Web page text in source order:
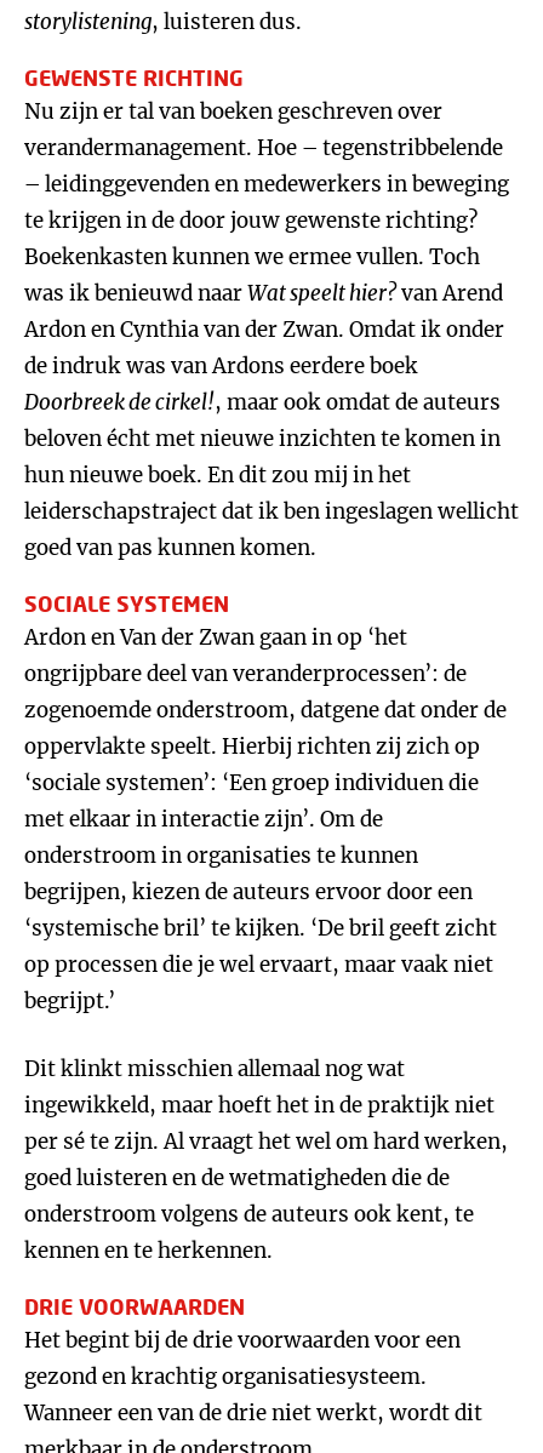
storylistening, luisteren dus.
GEWENSTE RICHTING
Nu zijn er tal van boeken geschreven over
verandermanagement. Hoe – tegenstribbelende
– leidinggevenden en medewerkers in beweging
te krijgen in de door jouw gewenste richting?
Boekenkasten kunnen we ermee vullen. Toch
was ik benieuwd naarWat speelt hier?van Arend
Ardon en Cynthia van der Zwan. Omdat ik onder
de indruk was van Ardons eerdere boek
Doorbreek de cirkel!, maar ook omdat de auteurs
beloven écht met nieuwe inzichten te komen in
hun nieuwe boek. En dit zou mij in het
leiderschapstraject dat ik ben ingeslagen wellicht
goed van pas kunnen komen.
SOCIALE SYSTEMEN
Ardon en Van der Zwan gaan in op ‘het
ongrijpbare deel van veranderprocessen’: de
zogenoemde onderstroom, datgene dat onder de
oppervlakte speelt. Hierbij richten zij zich op
‘sociale systemen’: ‘Een groep individuen die
met elkaar in interactie zijn’. Om de
onderstroom in organisaties te kunnen
begrijpen, kiezen de auteurs ervoor door een
‘systemische bril’ te kijken. ‘De bril geeft zicht
op processen die je wel ervaart, maar vaak niet
begrijpt.’
Dit klinkt misschien allemaal nog wat
ingewikkeld, maar hoeft het in de praktijk niet
per sé te zijn. Al vraagt het wel om hard werken,
goed luisteren en de wetmatigheden die de
onderstroom volgens de auteurs ook kent, te
kennen en te herkennen.
DRIE VOORWAARDEN
Het begint bij de drie voorwaarden voor een
gezond en krachtig organisatiesysteem.
Wanneer een van de drie niet werkt, wordt dit